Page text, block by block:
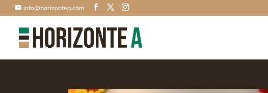
info@horizontea.com